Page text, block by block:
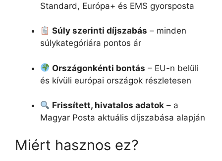
Standard, Európa+ és EMS gyorsposta
Súly szerinti díjszabás – minden
súlykategóriára pontos ár
Országonkénti bontás – EU-n belüli
és kívüli európai országok részletesen
Frissített, hivatalos adatok – a
Magyar Posta aktuális díjszabása alapján
Miért hasznos ez?